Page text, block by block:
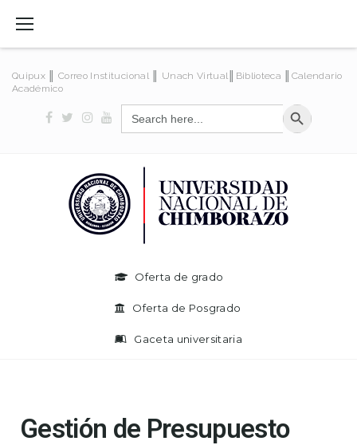
Quipux ║Correo Institucional║ Unach Virtual Biblioteca
Calendario
Académico
Search
for:
SEARCH
Oferta de grado
Oferta de Posgrado
Gaceta universitaria
Gestión de Presupuesto